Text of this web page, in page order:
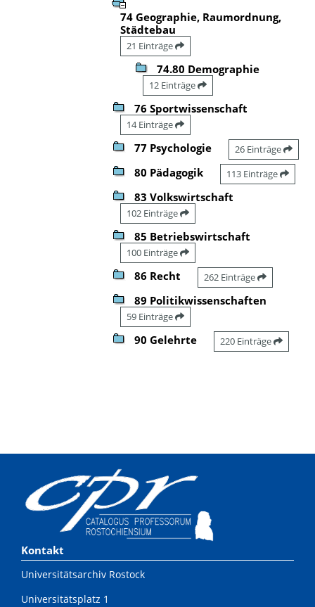
74 Geographie, Raumordnung,
Städtebau
21 Einträge
74.80 Demographie
12 Einträge
76 Sportwissenschaft
14 Einträge
77 Psychologie 26 Einträge
80 Pädagogik 113 Einträge
83 Volkswirtschaft
102 Einträge
85 Betriebswirtschaft
100 Einträge
86 Recht 262 Einträge
89 Politikwissenschaften
59 Einträge
90 Gelehrte 220 Einträge
Kontakt
Universitätsarchiv Rostock
Universitätsplatz 1